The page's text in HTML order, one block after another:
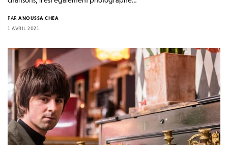
PAR ANOUSSA CHEA
1 AVRIL 2021